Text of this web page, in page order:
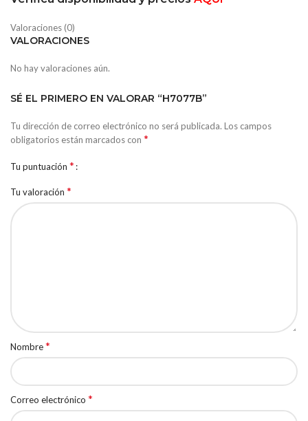
Valoraciones (0)
VALORACIONES
No hay valoraciones aún.
SÉ EL PRIMERO EN VALORAR “H7077B”
Tu dirección de correo electrónico no será publicada. Los campos
obligatorios están marcados con *
Tu puntuación *
Tu valoración *
Nombre*
Correo electrónico *